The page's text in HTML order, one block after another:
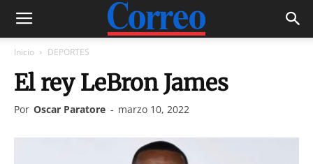
Inicio DEPORTES
El rey LeBron James
Por Oscar Paratore - marzo 10, 2022